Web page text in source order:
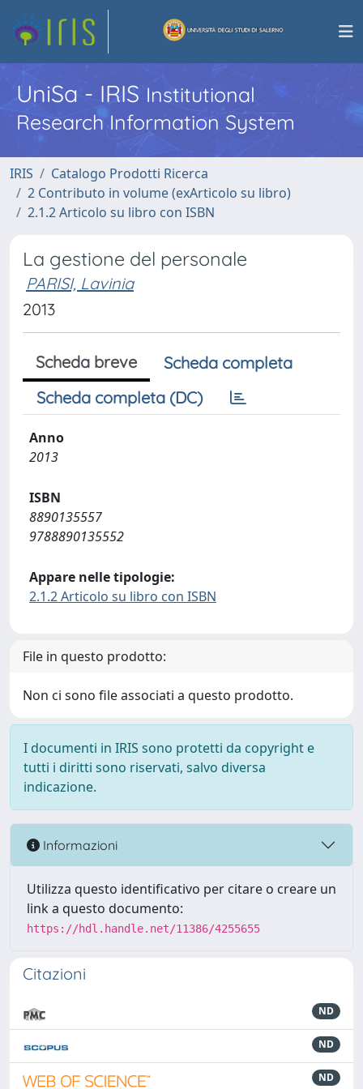
UniSa - IRISInstitutional
Research Information System
IRIS
Catalogo Prodotti Ricerca
2 Contributo in volume (exArticolo su libro)
2.1.2 Articolo su libro con ISBN
La gestione del personale
PARISI, Lavinia
2013
Scheda breve
Scheda completa
Scheda completa (DC)
Anno
2013
ISBN
8890135557
9788890135552
Appare nelle tipologie:
2.1.2 Articolo su libro con ISBN
File in questo prodotto:
Non ci sono file associati a questo prodotto.
I documenti in IRIS sono protetti da copyright e
tutti i diritti sono riservati, salvo diversa
indicazione.
Informazioni
Utilizza questo identificativo per citare o creare un
link a questo documento:
https://hdl.handle.net/11386/4255655
Citazioni
ND
ND
ND